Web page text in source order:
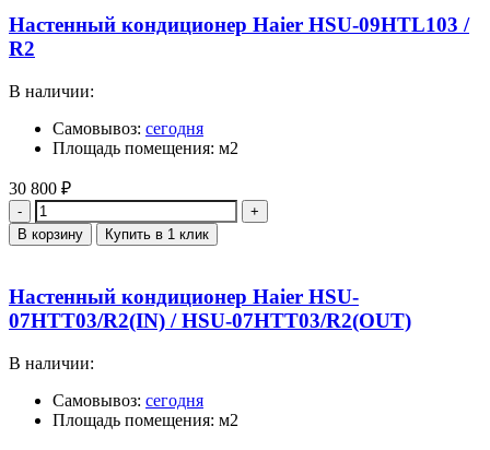
Настенный кондиционер Haier HSU-09HTL103 /
R2
В наличии:
Самовывоз: сегодня
Площадь помещения: м2
30 800 ₽
Количество
В корзину Купить в 1 клик
Настенный кондиционер Haier HSU-
07HTT03/R2(IN) / HSU-07HTT03/R2(OUT)
В наличии:
Самовывоз: сегодня
Площадь помещения: м2